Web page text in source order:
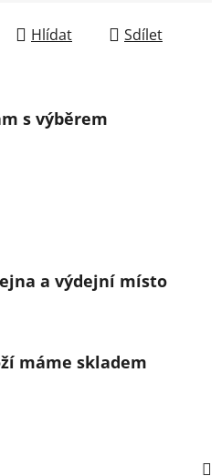
Hlídat Sdílet
s výběrem
a výdejní místo
máme skladem